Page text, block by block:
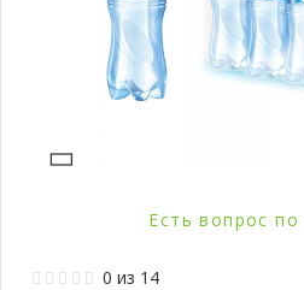
Есть вопрос по
0 из 14